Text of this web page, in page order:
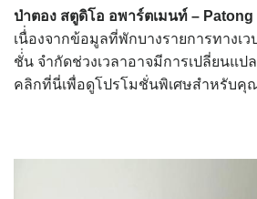
ป่าตอง สตูดิโอ อพาร์ตเมนท์ –
เนื่่องจากข้อมูลที่พักบางรายการทางเ
ชั่่น จำกัดช่วงเวลาอาจมีการเปลี่ยนแ
คลิกที่นี่เพื่อดูโปรโมชั่นพิเศษสำหรับคุ